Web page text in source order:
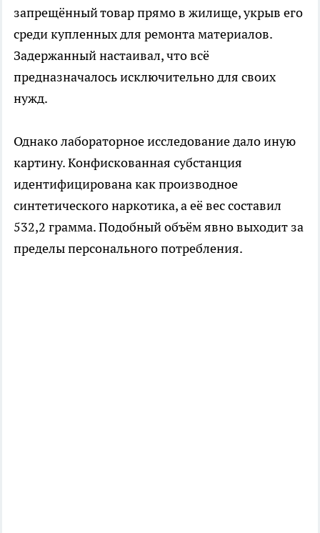
запрещённый товар прямо в жилище, укрыв его
среди купленных для ремонта материалов.
Задержанный настаивал, что всё
предназначалось исключительно для своих
нужд.
Однако лабораторное исследование дало иную
картину. Конфискованная субстанция
идентифицирована как производное
синтетического наркотика, а её вес составил
532,2 грамма. Подобный объём явно выходит за
пределы персонального потребления.